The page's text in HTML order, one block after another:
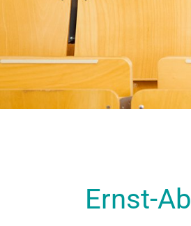
Abbe-Hochschule Jena
Hochschul-Shop
OrientierungsjahrForschung und
Arbeiten an
Ernst-